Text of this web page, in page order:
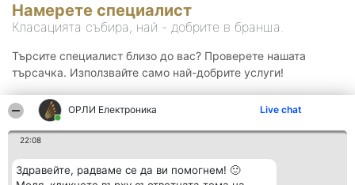
ОРЛИ Електроника Live chat
22:08
Здравейте, радваме се да ви помогнем! 🙂
Намерете специалист
Класацията събира, най - добрите в бранша.
Търсите специалист близо до вас? Проверете нашата
търсачка. Използвайте само най-добрите услуги!